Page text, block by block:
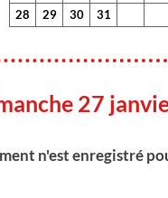
28
29 30 31
27
n'est enregistré